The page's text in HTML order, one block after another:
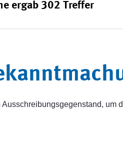
ergab 302 Treffer
um